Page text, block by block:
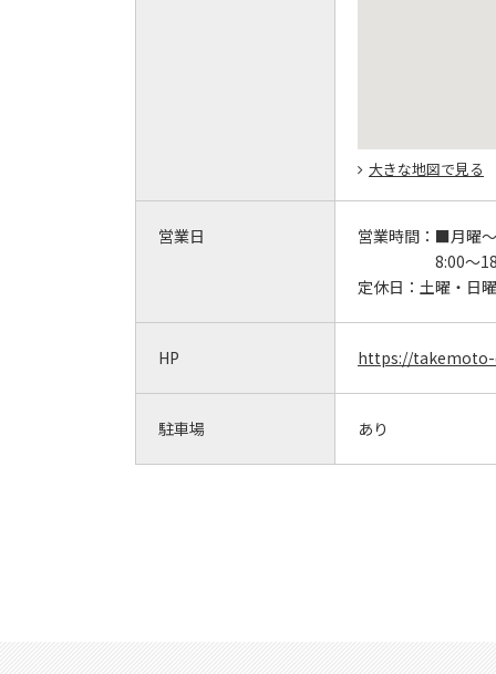
大きな地図で見る
営業日 営業時間： ■月曜
8:00～
定休日： 土曜・日
HP https://
駐車場 あり